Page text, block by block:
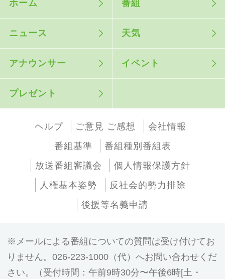
ホーム 番組
ニュース 天気
アナウンサー イベント
プレゼント
ヘルプ ご意見 ご感想
会社情報
番組基準
番組種別番組表
放送番組審議会
個人情報保護方針
人権基本姿勢
反社会的勢力排除
後援等名義申請
メールによる番組についての質問は受け付けてお
りません。026-223-1000（代）へお問い合わせくだ
さい。（受付時間：午前9時30分〜午後6時[土・